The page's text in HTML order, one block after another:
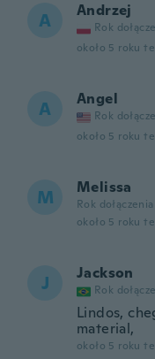
A Andrzej
Rok
około 5 roku
A Angel
Rok
około 5 roku
M Melissa
Rok
około 5 roku
J Jackson
Rok
Lindos,
material,
około 5 roku